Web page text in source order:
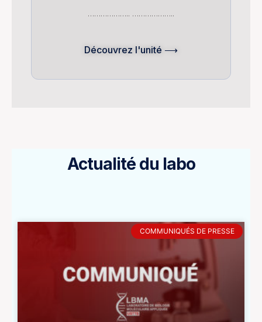
……………….. ………………..
Découvrez l'unité ⟶
Actualité du labo
COMMUNIQUÉS DE PRESSE